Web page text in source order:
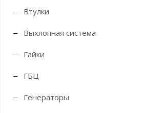
Втулки
Выхлопная система
Гайки
ГБЦ
Генераторы